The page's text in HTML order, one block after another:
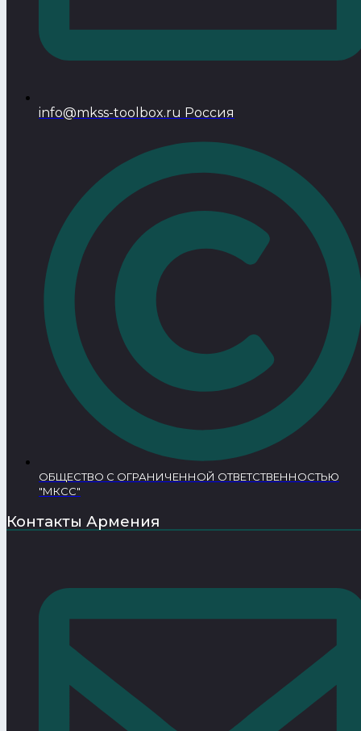
info@mkss-toolbox.ru Россия
ОБЩЕСТВО С ОГРАНИЧЕННОЙ ОТВЕТСТВЕННОСТЬЮ
"МКСС"
Контакты Армения